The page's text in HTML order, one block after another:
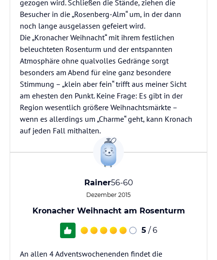
gezogen wird. Schließen die Stände, ziehen die
Besucher in die „Rosenberg-Alm“ um, in der dann
noch lange ausgelassen gefeiert wird.
Die „Kronacher Weihnacht“ mit ihrem festlichen
beleuchteten Rosenturm und der entspannten
Atmosphäre ohne qualvolles Gedränge sorgt
besonders am Abend für eine ganz besondere
Stimmung – „klein aber fein“ trifft aus meiner Sicht
am ehesten den Punkt. Keine Frage: Es gibt in der
Region wesentlich größere Weihnachtsmärkte –
wenn es allerdings um „Charme“ geht, kann Kronach
auf jeden Fall mithalten.
Rainer56-60
Dezember 2015
Kronacher Weihnacht am Rosenturm
5 / 6
An allen 4 Adventswochenenden findet die